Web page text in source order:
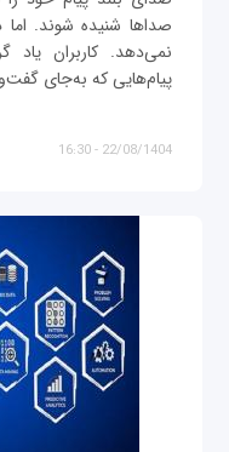
صداها شنیده شوند.
نمی‌دهد. کاربران یاد
پیام‌هایی که به‌جای
22/08/1404 - 16:30